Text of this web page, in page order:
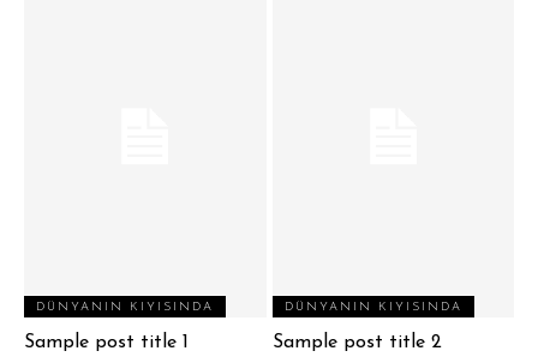
DÜNYANIN KIYISINDA
Sample post title 1
DÜNYANIN KIYISINDA
Sample post title 2